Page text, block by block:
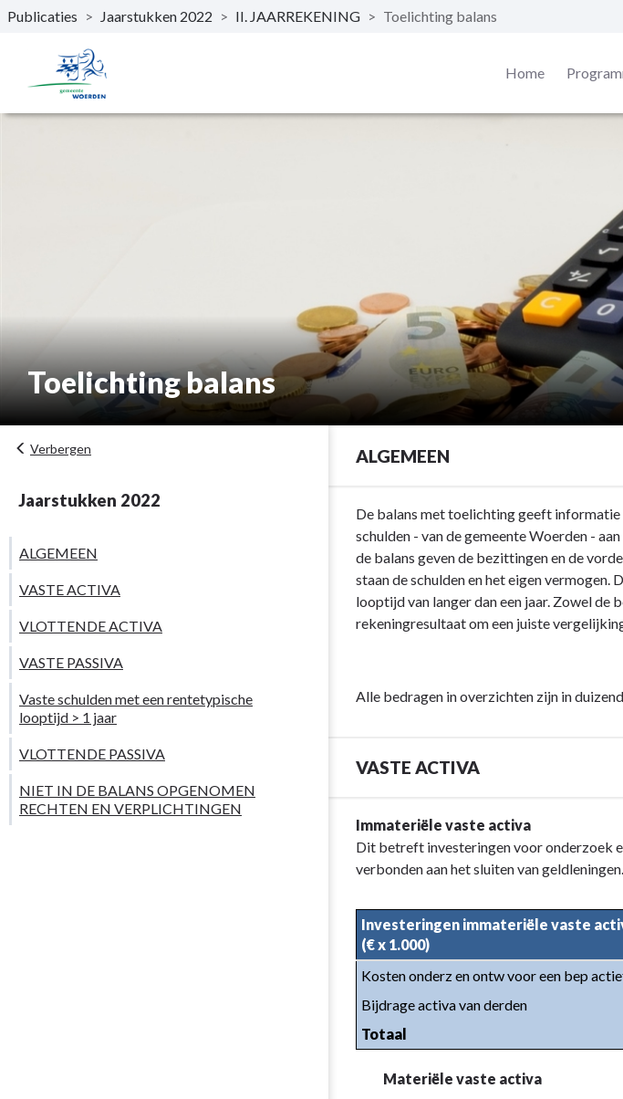
Naar hoofdinhoud
Publicaties > Jaarstukken 2022 > II. JAARREKENING > Toelichting balans
Home
Toelichting balans
Verbergen
Jaarstukken 2022
ALGEMEEN
VASTE ACTIVA
VLOTTENDE ACTIVA
VASTE PASSIVA
Vaste schulden met een rentetypische
looptijd > 1 jaar
VLOTTENDE PASSIVA
NIET IN DE BALANS OPGENOMEN
RECHTEN EN VERPLICHTINGEN
ALGEMEEN
Terug
navigatie
Toelichting
balans
De balans met toelichting geeft informatie
schulden - van de gemeente Woerden -
de balans geven de bezittingen en de
staan de schulden en het eigen vermogen.
looptijd van langer dan een jaar. Zowel de
rekeningresultaat om een juiste
Alle bedragen in overzichten zijn in
VASTE ACTIVA
Terug
navigatie
Toelichting
balans
VASTE
ACTIVA
Immateriële vaste activa
Dit betreft investeringen voor onderzoek
verbonden aan het sluiten van
Investeringen immateriële vaste
(€ x 1.000)
Kosten onderz en ontw voor een bep
Bijdrage activa van derden
Totaal
Materiële vaste activa